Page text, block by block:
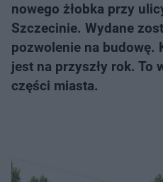
nowego żłobka przy
Szczecinie. Wydane
pozwolenie na budowę.
jest na przyszły rok. To
części miasta.